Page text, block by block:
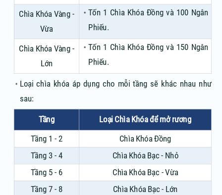
Chìa Khóa Vàng -
Vừa
Tốn 1 Chìa Khóa Đồng và 100 Ngân
Phiếu.
Chìa Khóa Vàng -
Lớn
Tốn 1 Chìa Khóa Đồng và 150 Ngân
Phiếu.
Loại chìa khóa áp dụng cho mỗi tầng sẽ khác nhau như
sau:
Tầng Loại Chìa Khóa để mở rương
Tầng 1 - 2 Chìa Khóa Đồng
Tầng 3 - 4
Chìa Khóa Bạc - Nhỏ
Tầng 5 - 6
Chìa Khóa Bạc - Vừa
Tầng 7 - 8 Chìa Khóa Bạc - Lớn